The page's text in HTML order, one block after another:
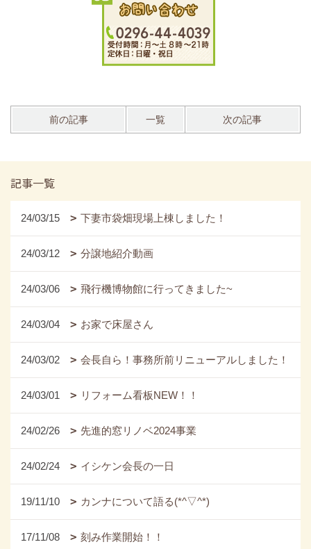
前の記事 一覧 次の記事
記事一覧
24/03/15 下妻市袋畑現場上棟しました！
24/03/12 分譲地紹介動画
24/03/06 飛行機博物館に行ってきました~
24/03/04 お家で床屋さん
24/03/02 会長自ら！事務所前リニューアルしました！
24/03/01 リフォーム看板NEW！！
24/02/26 先進的窓リノベ2024事業
24/02/24 イシケン会長の一日
19/11/10 カンナについて語る(*^▽^*)
17/11/08 刻み作業開始！！